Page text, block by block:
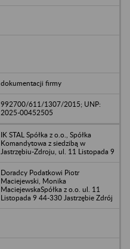
dokumentacji firmy
992700/611/1307/2015; UNP:
2025-00452505
IK STAL Spółka z o.o., Spółka
Komandytowa z siedzibą w
Jastrzębiu-Zdroju, ul. 11 Listopada 9
Doradcy Podatkowi Piotr
Maciejewski, Monika
MaciejewskaSpółka z o.o. ul. 11
Listopada 9 44-330 Jastrzębie Zdrój